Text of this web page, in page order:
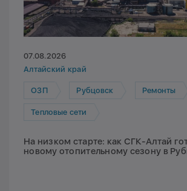
07.08.2026
Алтайский край
ОЗП Рубцовск Ремонты
Тепловые сети
На низком старте: как СГК-Алтай
новому отопительному сезону в